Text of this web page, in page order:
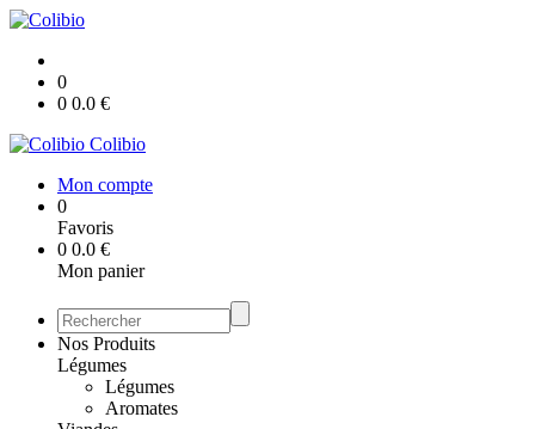
0
0 0.0 €
Colibio
Mon compte
0
Favoris
0 0.0 €
Mon panier
Nos Produits
Légumes
Légumes
Aromates